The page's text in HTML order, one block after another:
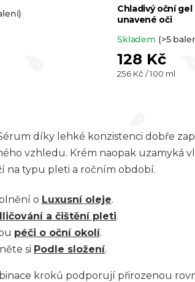
Chladivý oční
unavené oči
Průměrné
hodnocení
produktu
hvězdiček.
Skladem (>5
128 Kč
Měrná
256 Kč / 100 ml
díky lehké konzistenci dobře
vzhledu. Krém naopak uzamyká
na typu pleti a ročním období.
o Luxusní oleje.
a čištění pleti.
péči o oční okolí.
si Podle složení.
kroků podporují přirozenou